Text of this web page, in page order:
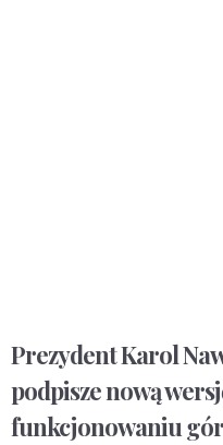
Prezydent Karol
podpisze nową
funkcjonowaniu